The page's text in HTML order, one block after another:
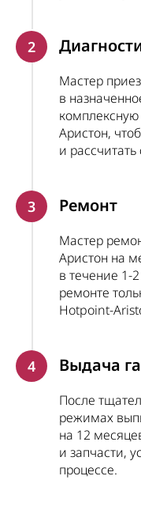
2
Мастер
в
Аристон,
и рассчитать
3 Ремонт
Мастер
Аристон на
в течение 1-
ремонте
Hotpoint-
4 Выдача
После
режимах
на 12
и запчасти,
процессе.